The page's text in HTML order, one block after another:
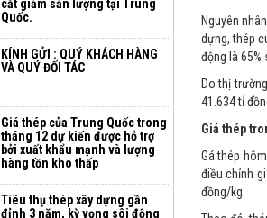
cắt giảm sản lượng tại Trung
Quốc.
KÍNH GỬI : QUÝ KHÁCH HÀNG
VÀ QUÝ ĐỐI TÁC
Giá thép của Trung Quốc trong
tháng 12 dự kiến ​​được hỗ trợ
bởi xuất khẩu mạnh và lượng
hàng tồn kho thấp
Tiêu thụ thép xây dựng gần
đỉnh 3 năm, kỳ vọng sôi động
Nguyên
dựng, thép
động là 65%
Do thị
41.634 tỉ
Giá thép
Gá thép
điều chỉnh
đồng/kg.